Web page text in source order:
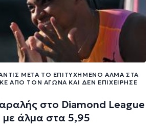
ΜΕΤΆ ΤΟ ΕΠΙΤΥΧΗΜΈΝΟ ΆΛΜΑ ΣΤΑ
ΑΠΌ ΤΟΝ ΑΓΏΝΑ ΚΑΙ ΔΕΝ ΕΠΙΧΕΊΡΗΣΕ
στο Diamond League
με άλμα στα 5,95